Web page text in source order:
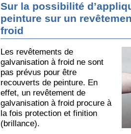
Sur la possibilité
peinture sur un
froid
Les revêtements de
galvanisation à froid ne sont
pas prévus pour être
recouverts de peinture. En
effet, un revêtement de
galvanisation à froid procure à
la fois protection et finition
(brillance).